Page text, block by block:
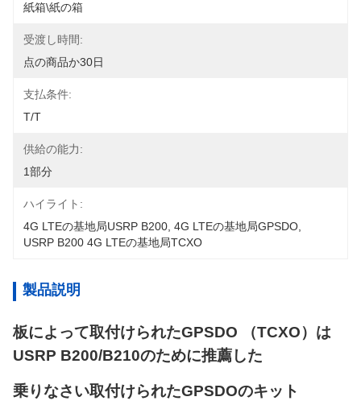
紙箱\紙の箱
受渡し時間:
点の商品か30日
支払条件:
T/T
供給の能力:
1部分
ハイライト:
4G LTEの基地局USRP B200 4G LTEの基地局GPSDO
USRP B200 4G LTEの基地局TCXO
製品説明
板によって取付けられたGPSDO （TCXO）は
USRP B200/B210のために推薦した
乗りなさい取付けられたGPSDOのキット